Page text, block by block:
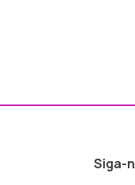
Siga-